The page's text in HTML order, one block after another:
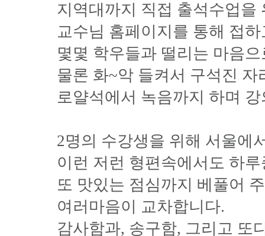
지역대까지 직접 출석수업을
교수님 홈페이지를 통해 접
몇몇 학우들과 떨리는 마음
물론 화~악 들켜서 구석진
로얄석에서 녹음까지 하며
2명의 수강생을 위해 서울에
이런 저런 형편속에서도 하
또 맛있는 점심까지 베풀어
여러마음이 교차합니다.
감사함과, 송구함, 그리고 또